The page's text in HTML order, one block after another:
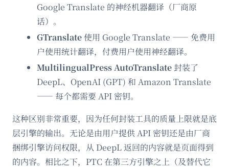
Google Translate 的神经机器翻译（厂商原
话）。
GTranslate使用 Google Translate —— 免费用
户使用统计翻译，付费用户使用神经翻译。
MultilingualPress AutoTranslate封装了
DeepL、OpenAI (GPT) 和 Amazon Translate
—— 每个都需要 API 密钥。
这种区别非常重要，因为任何封装工具的质量上限就是底
层引擎的输出。无论是由用户提供 API 密钥还是由厂商
捆绑引擎访问权限，从 DeepL 返回的内容就是页面得到
的内容。相比之下，PTC 在第三方引擎之上（及替代它